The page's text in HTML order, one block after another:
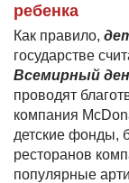
ребенка
Как правило,
государстве
Всемирный
проводят
компания
детские фонды,
ресторанов
популярные